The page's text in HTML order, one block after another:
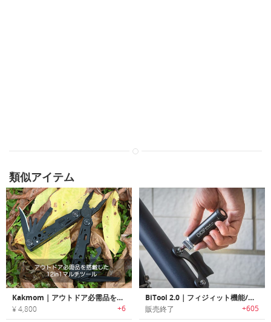
類似アイテム
Kakmom｜アウトドア必需品を搭載した12in1マルチツール
¥ 4,800 +6
BiTool 2.0｜フィジィット機能/フラッシュライト付きキーホルダーサイズマルチツール「バイツール2.0」
販売終了 +605